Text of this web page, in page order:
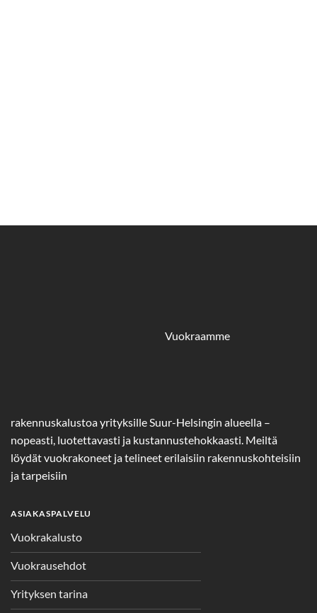
Vuokraamme
rakennuskalustoa yrityksille Suur-Helsingin alueella –
nopeasti, luotettavasti ja kustannustehokkaasti. Meiltä
löydät vuokrakoneet ja telineet erilaisiin rakennuskohteisiin
ja tarpeisiin
ASIAKASPALVELU
Vuokrakalusto
Vuokrausehdot
Yrityksen tarina